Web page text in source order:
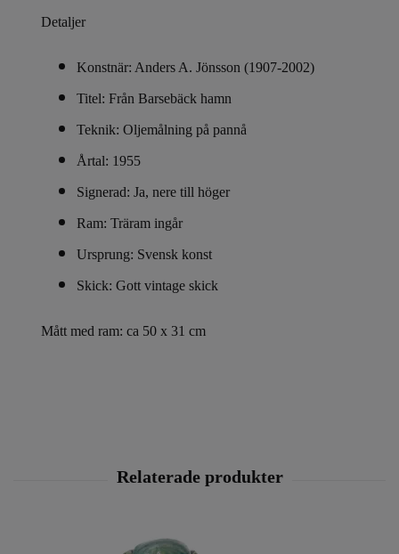
Detaljer
Konstnär: Anders A. Jönsson (1907-2002)
Titel: Från Barsebäck hamn
Teknik: Oljemålning på pannå
Årtal: 1955
Signerad: Ja, nere till höger
Ram: Träram ingår
Ursprung: Svensk konst
Skick: Gott vintage skick
Mått med ram: ca 50 x 31 cm